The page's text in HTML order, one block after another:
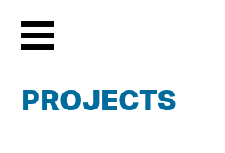
Menu
PROJECTS